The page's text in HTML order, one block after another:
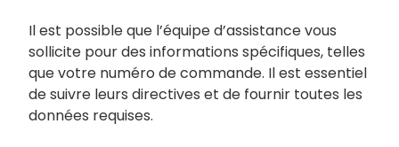
Il est possible que l’équipe d’assistance vous
sollicite pour des informations spécifiques, telles
que votre numéro de commande. Il est essentiel
de suivre leurs directives et de fournir toutes les
données requises.